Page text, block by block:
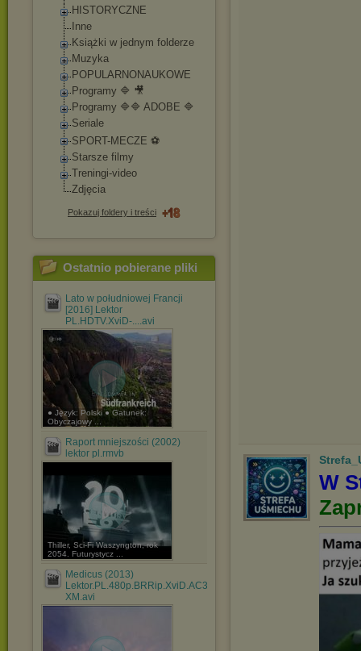
HISTORYCZNE
Inne
Książki w jednym folderze
Muzyka
POPULARNONAUKOWE
Programy 🔷 🎥
Programy 🔷🔷 ADOBE 🔷
Seriale
SPORT-MECZE ⚽
Starsze filmy
Treningi-video
Zdjęcia
Pokazuj foldery i treści
Ostatnio pobierane pliki
Lato w południowej Francji
[2016] Lektor
PL.HDTV.XviD-....avi
● Język: Polski ● Gatunek:
Obyczajowy ...
Raport mniejszości (2002)
lektor pl.rmvb
Thiller, Sci-Fi Waszyngton, rok
2054. Futurystycz ...
Medicus (2013)
Lektor.PL.480p.BRRip.XviD.AC3-
XM.avi
W